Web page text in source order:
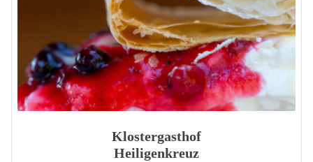
Klostergasthof
Heiligenkreuz